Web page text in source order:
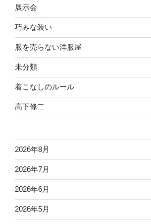
展示会
巧みな装い
服を売らない洋服屋
未分類
着こなしのルール
高下修二
2026年8月
2026年7月
2026年6月
2026年5月